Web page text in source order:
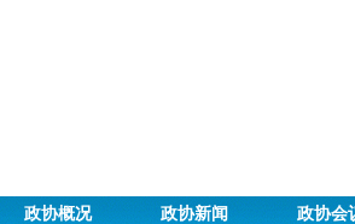
政协概况 政协新闻 政协会